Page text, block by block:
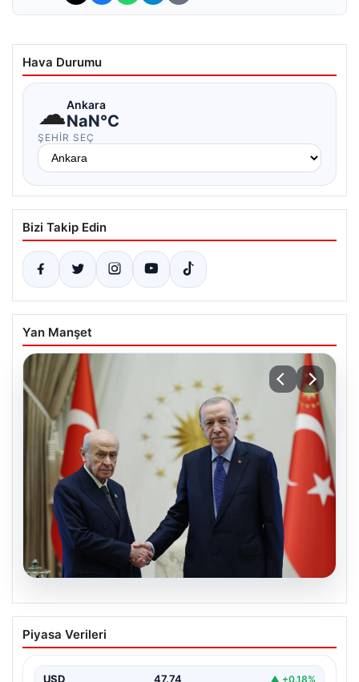
Hava Durumu
☁Ankara
NaN°C
ŞEHIR SEÇ
Bizi Takip Edin
Yan Manşet
06.08.2026
Cumhurbaşkanı Erdoğan, Devlet
Bahçeli ile görüştü
Piyasa Verileri
USD 47.74 ▲ +0.18%